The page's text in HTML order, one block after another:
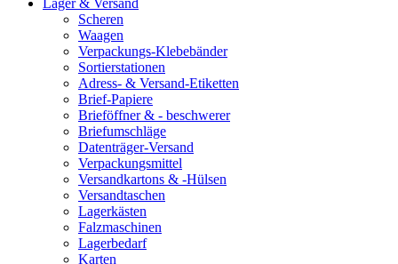
Lager & Versand
Scheren
Waagen
Verpackungs-Klebebänder
Sortierstationen
Adress- & Versand-Etiketten
Brief-Papiere
Brieföffner & - beschwerer
Briefumschläge
Datenträger-Versand
Verpackungsmittel
Versandkartons & -Hülsen
Versandtaschen
Lagerkästen
Falzmaschinen
Lagerbedarf
Karten